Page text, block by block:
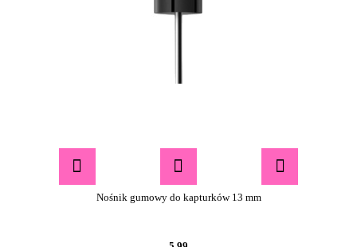
Nośnik gumowy do kapturków 13 mm